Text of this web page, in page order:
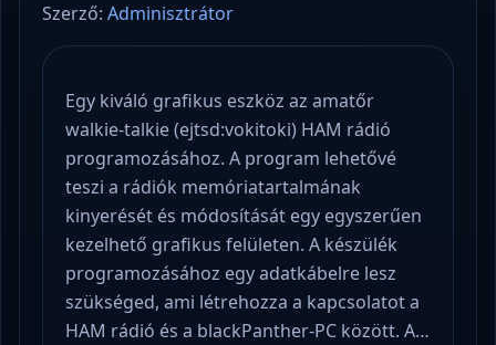
Szerző: Adminisztrátor
Egy kiváló grafikus eszköz az amatőr
walkie-talkie (ejtsd:vokitoki) HAM rádió
programozásához. A program lehetővé
teszi a rádiók memóriatartalmának
kinyerését és módosítását egy egyszerűen
kezelhető grafikus felületen. A készülék
programozásához egy adatkábelre lesz
szükséged, ami létrehozza a kapcsolatot a
HAM rádió és a blackPanther-PC között. A…